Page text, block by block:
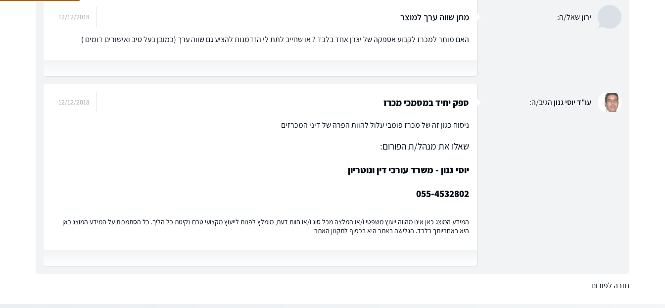
ירוןשאל/ה: מתן שווה ערך למוצר 12/12/2018
האם מותר למכרז לקבוע אספקה של יצרן אחד בלבד ? או שחייב לתת לי הזדמנות להציע גם שווה ערך (כמובן בעל טיב ואישורים דומים )
עו"ד יוסי גנון הגיב/ה: ספק יחיד במסמכי מכרז 12/12/2018
ניסוח כגון זה של מכרז פומבי עלול להוות הפרה של דיני המכרזים
שאלו את מנהל/ת הפורום:
יוסי גנון - משרד עורכי דין ונוטריון
055-4532802
המידע המוצג כאן אינו מהווה ייעוץ משפטי ו/או המלצה מכל סוג ו/או חוות דעת, מומלץ לפנות לייעוץ מקצועי טרם נקיטת כל הליך. כל הסתמכות על המידע המוצג כאן
היא באחריותך בלבד. הגלישה באתר היא בכפוף לתקנון האתר
חזרה לפורום